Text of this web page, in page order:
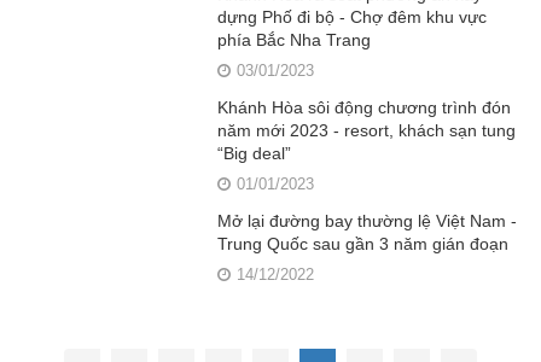
dựng Phố đi bộ - Chợ đêm khu vực
phía Bắc Nha Trang
03/01/2023
Khánh Hòa sôi động chương trình đón
năm mới 2023 - resort, khách sạn tung
“Big deal”
01/01/2023
Mở lại đường bay thường lệ Việt Nam -
Trung Quốc sau gần 3 năm gián đoạn
14/12/2022